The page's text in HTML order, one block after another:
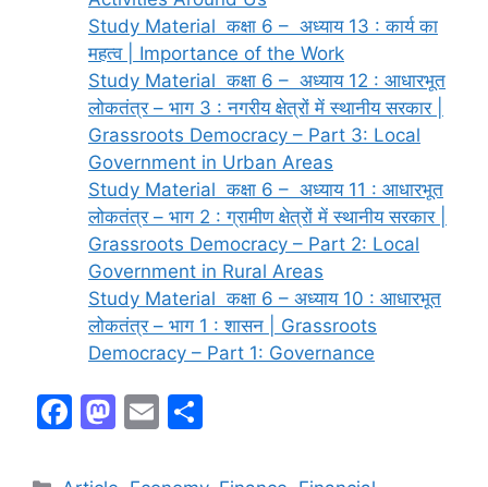
Study Material कक्षा 6 – अध्याय 13 : कार्य का
महत्व | Importance of the Work
Study Material कक्षा 6 – अध्याय 12 : आधारभूत
लोकतंत्र – भाग 3 : नगरीय क्षेत्रों में स्थानीय सरकार |
Grassroots Democracy – Part 3: Local
Government in Urban Areas
Study Material कक्षा 6 – अध्याय 11 : आधारभूत
लोकतंत्र – भाग 2 : ग्रामीण क्षेत्रों में स्थानीय सरकार |
Grassroots Democracy – Part 2: Local
Government in Rural Areas
Study Material कक्षा 6 – अध्याय 10 : आधारभूत
लोकतंत्र – भाग 1 : शासन | Grassroots
Democracy – Part 1: Governance
F
M E